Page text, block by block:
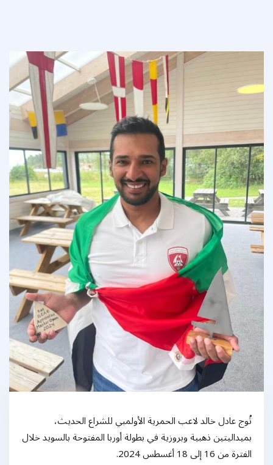
تُوج عادل خالد لاعب الحمرية الأولمبي للشراع الحديث،
بميداليتين ذهبية وبروزية في بطولة أوربا المفتوحة بالسويد خلال
الفترة من 16 إلى 18 أغسطس 2024.